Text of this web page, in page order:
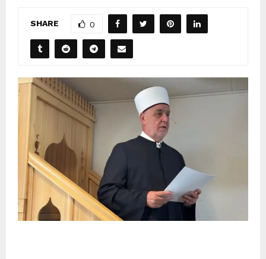
SHARE 0